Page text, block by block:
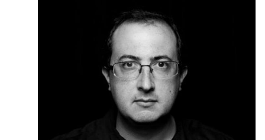
acheter tout ce que sort Sony, le public intéressé
par une PlayStation 6 si tôt resterait très limité.